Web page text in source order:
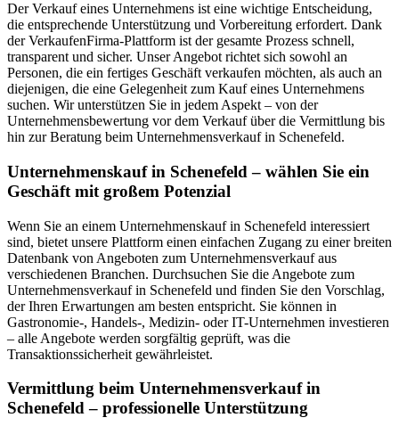
Der Verkauf eines Unternehmens ist eine wichtige Entscheidung,
die entsprechende Unterstützung und Vorbereitung erfordert. Dank
der VerkaufenFirma-Plattform ist der gesamte Prozess schnell,
transparent und sicher. Unser Angebot richtet sich sowohl an
Personen, die ein fertiges Geschäft verkaufen möchten, als auch an
diejenigen, die eine Gelegenheit zum Kauf eines Unternehmens
suchen. Wir unterstützen Sie in jedem Aspekt – von der
Unternehmensbewertung vor dem Verkauf über die Vermittlung bis
hin zur Beratung beim Unternehmensverkauf in Schenefeld.
Unternehmenskauf in Schenefeld – wählen Sie ein
Geschäft mit großem Potenzial
Wenn Sie an einem Unternehmenskauf in Schenefeld interessiert
sind, bietet unsere Plattform einen einfachen Zugang zu einer breiten
Datenbank von Angeboten zum Unternehmensverkauf aus
verschiedenen Branchen. Durchsuchen Sie die Angebote zum
Unternehmensverkauf in Schenefeld und finden Sie den Vorschlag,
der Ihren Erwartungen am besten entspricht. Sie können in
Gastronomie-, Handels-, Medizin- oder IT-Unternehmen investieren
– alle Angebote werden sorgfältig geprüft, was die
Transaktionssicherheit gewährleistet.
Vermittlung beim Unternehmensverkauf in
Schenefeld – professionelle Unterstützung